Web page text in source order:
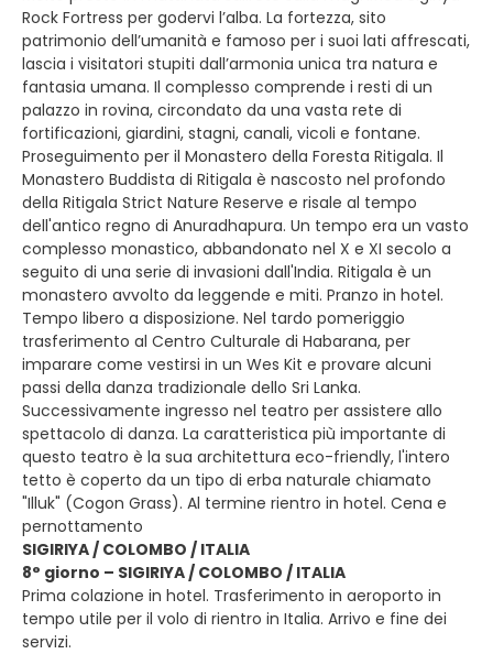
Rock Fortress per godervi l’alba. La fortezza, sito
patrimonio dell’umanità e famoso per i suoi lati affrescati,
lascia i visitatori stupiti dall’armonia unica tra natura e
fantasia umana. Il complesso comprende i resti di un
palazzo in rovina, circondato da una vasta rete di
fortificazioni, giardini, stagni, canali, vicoli e fontane.
Proseguimento per il Monastero della Foresta Ritigala. Il
Monastero Buddista di Ritigala è nascosto nel profondo
della Ritigala Strict Nature Reserve e risale al tempo
dell'antico regno di Anuradhapura. Un tempo era un vasto
complesso monastico, abbandonato nel X e XI secolo a
seguito di una serie di invasioni dall'India. Ritigala è un
monastero avvolto da leggende e miti. Pranzo in hotel.
Tempo libero a disposizione. Nel tardo pomeriggio
trasferimento al Centro Culturale di Habarana, per
imparare come vestirsi in un Wes Kit e provare alcuni
passi della danza tradizionale dello Sri Lanka.
Successivamente ingresso nel teatro per assistere allo
spettacolo di danza. La caratteristica più importante di
questo teatro è la sua architettura eco-friendly, l'intero
tetto è coperto da un tipo di erba naturale chiamato
"Illuk" (Cogon Grass). Al termine rientro in hotel. Cena e
pernottamento
SIGIRIYA / COLOMBO / ITALIA
8° giorno – SIGIRIYA / COLOMBO / ITALIA
Prima colazione in hotel. Trasferimento in aeroporto in
tempo utile per il volo di rientro in Italia. Arrivo e fine dei
servizi.